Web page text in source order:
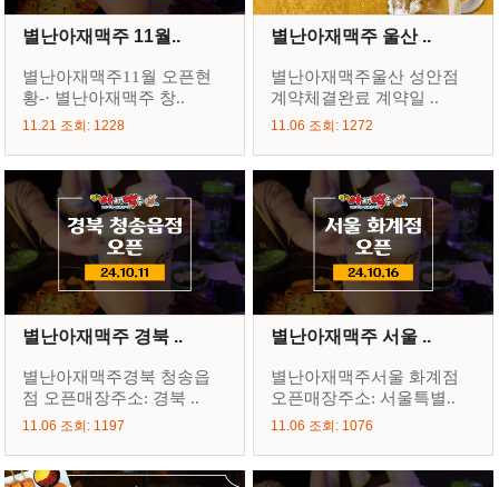
별난아재맥주 11월..
별난아재맥주11월 오픈현
황-· 별난아재맥주 창..
11.21 조회: 1228
별난아재맥주 울산 ..
별난아재맥주울산 성안점
계약체결완료 계약일 ..
11.06 조회: 1272
별난아재맥주 경북 ..
별난아재맥주경북 청송읍
점 오픈매장주소: 경북 ..
11.06 조회: 1197
별난아재맥주 서울 ..
별난아재맥주서울 화계점
오픈매장주소: 서울특별..
11.06 조회: 1076